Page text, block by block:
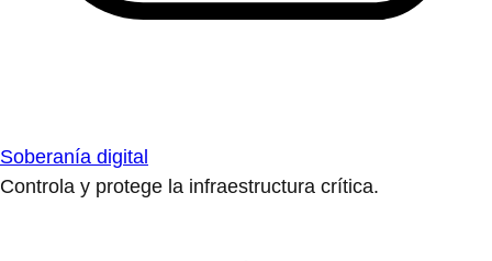
Soberanía digital
Controla y protege la infraestructura crítica.